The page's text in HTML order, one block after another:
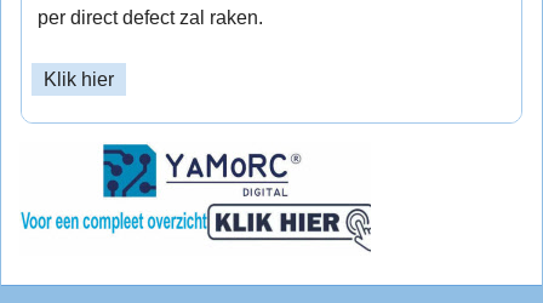
per direct defect zal raken.
Klik hier